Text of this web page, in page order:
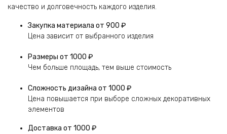
качество и долговечность каждого изделия.
Закупка материала от 900 ₽
Цена зависит от выбранного изделия
Размеры от 1000 ₽
Чем больше площадь, тем выше стоимость
Сложность дизайна от 1000 ₽
Цена повышается при выборе сложных декоративных
элементов
Доставка от 1000 ₽